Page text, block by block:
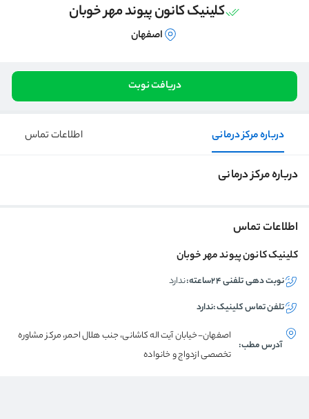
کلینیک کانون پیوند مهر خوبان
اصفهان
دریافت نوبت
درباره مرکز درمانی اطلاعات تماس
درباره مرکز درمانی
اطلاعات تماس
کلینیک کانون پیوند مهر خوبان
نوبت دهی تلفنی ۲۴ساعته:
ندارد
تلفن تماسکلینیک:ندارد
آدرس مطب:
اصفهان-خیابان آیت اله کاشانی، جنب هلال احمر، مرکز مشاوره
تخصصی ازدواج و خانواده